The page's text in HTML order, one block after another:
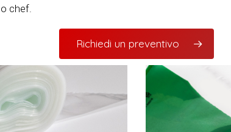
chef.
Richiedi un preventivo